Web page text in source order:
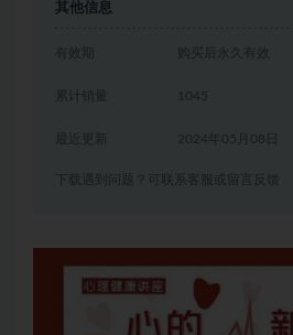
其他信息
有效期 购买后永久有效
累计销量 1045
2024年05月08日
下载遇到问题？可联系客服或留言反馈